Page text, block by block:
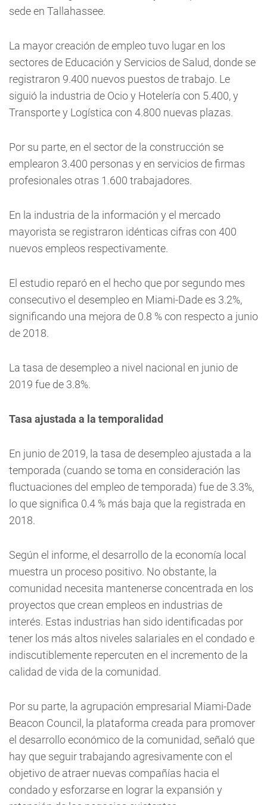
sede en Tallahassee.
La mayor creación de empleo tuvo lugar en los
sectores de Educación y Servicios de Salud, donde se
registraron 9.400 nuevos puestos de trabajo. Le
siguió la industria de Ocio y Hotelería con 5.400, y
Transporte y Logística con 4.800 nuevas plazas.
Por su parte, en el sector de la construcción se
emplearon 3.400 personas y en servicios de firmas
profesionales otras 1.600 trabajadores.
En la industria de la información y el mercado
mayorista se registraron idénticas cifras con 400
nuevos empleos respectivamente.
El estudio reparó en el hecho que por segundo mes
consecutivo el desempleo en Miami-Dade es 3.2%,
significando una mejora de 0.8 % con respecto a junio
de 2018.
La tasa de desempleo a nivel nacional en junio de
2019 fue de 3.8%.
Tasa ajustada a la temporalidad
En junio de 2019, la tasa de desempleo ajustada a la
temporada (cuando se toma en consideración las
fluctuaciones del empleo de temporada) fue de 3.3%,
lo que significa 0.4 % más baja que la registrada en
2018.
Según el informe, el desarrollo de la economía local
muestra un proceso positivo. No obstante, la
comunidad necesita mantenerse concentrada en los
proyectos que crean empleos en industrias de
interés. Estas industrias han sido identificadas por
tener los más altos niveles salariales en el condado e
indiscutiblemente repercuten en el incremento de la
calidad de vida de la comunidad.
Por su parte, la agrupación empresarial Miami-Dade
Beacon Council, la plataforma creada para promover
el desarrollo económico de la comunidad, señaló que
hay que seguir trabajando agresivamente con el
objetivo de atraer nuevas compañías hacia el
condado y esforzarse en lograr la expansión y